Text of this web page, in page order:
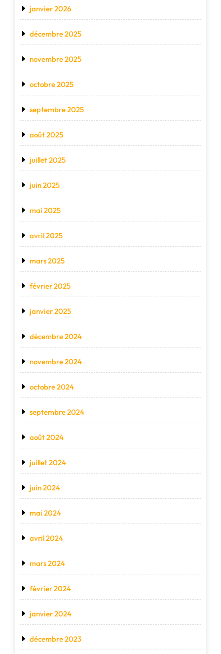
janvier 2026
décembre 2025
novembre 2025
octobre 2025
septembre 2025
août 2025
juillet 2025
juin 2025
mai 2025
avril 2025
mars 2025
février 2025
janvier 2025
décembre 2024
novembre 2024
octobre 2024
septembre 2024
août 2024
juillet 2024
juin 2024
mai 2024
avril 2024
mars 2024
février 2024
janvier 2024
décembre 2023